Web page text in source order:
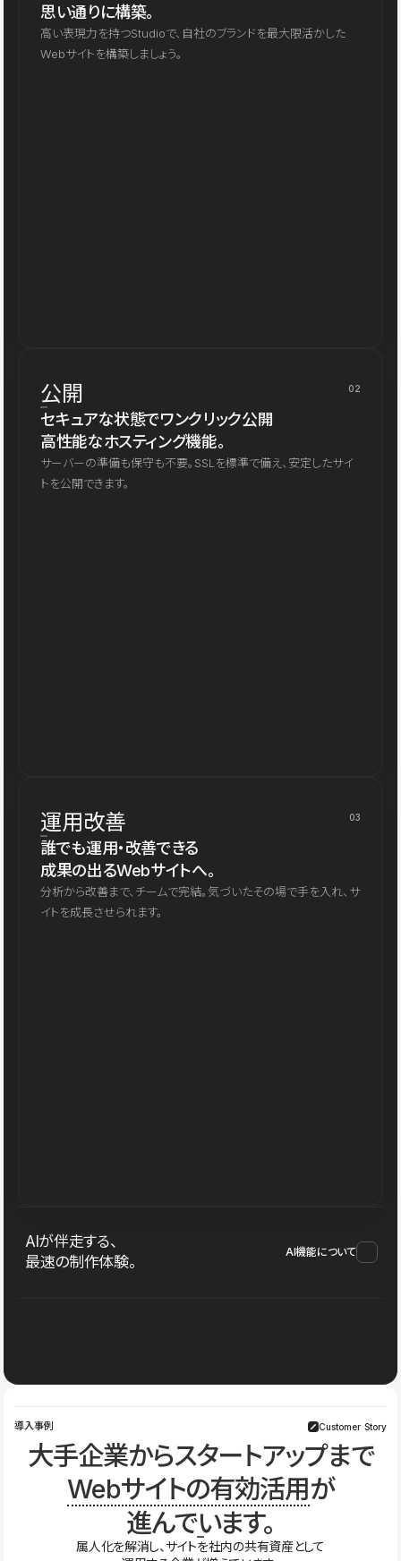
思い通りに構築。
高い表現力を持つStudioで、自社のブランドを最大限活かした
Webサイトを構築しましょう。
公開 02
セキュアな状態でワンクリック公開
高性能なホスティング機能。
サーバーの準備も保守も不要。SSLを標準で備え、安定したサイ
トを公開できます。
運用改善 03
誰でも運用・改善できる
成果の出るWebサイトへ。
分析から改善まで、チームで完結。気づいたその場で手を入れ、サ
イトを成長させられます。
AIが伴走する、
最速の制作体験。
AI機能について
導入事例 Customer Story
大手企業からスタートアップまで
Webサイトの有効活用が
進んでいます。
属人化を解消し、サイトを社内の共有資産として